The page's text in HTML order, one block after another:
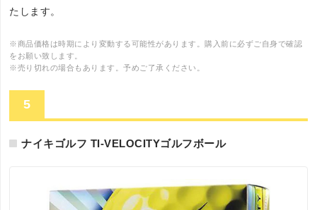
たします。
※商品価格は時期により変動する可能性があります。購入前に必ずご自身で確認
をお願い致します。
※売り切れの場合もあります。予めご了承ください。
5
ナイキゴルフ TI-VELOCITYゴルフボール